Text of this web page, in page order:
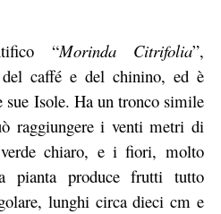
“Morinda Citrifolia”,
caffé e del chinino, ed è
Isole. Ha un tronco simile
raggiungere i venti metri di
chiaro, e i fiori, molto
pianta produce frutti tutto
lunghi circa dieci cm e